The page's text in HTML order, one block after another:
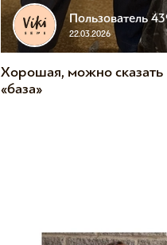
Пользователь
22.03.2026
Хорошая, можно сказать
«база»